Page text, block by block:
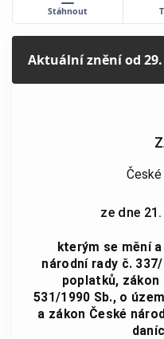
Stáhnout
Aktuální zněníod 29.
České
ze dne
kterým se mění
národní rady č.
poplatků, zákon
531/1990 Sb., o
a zákon České